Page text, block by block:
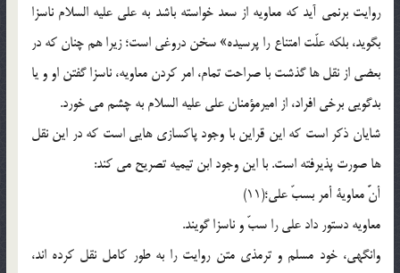
روایت برنمى آید که معاویه از سعد خواسته باشد به على علیه السلام ناسزا
بگوید، بلکه علّت امتناع را پرسیده» سخن دروغى است؛ زیرا هم چنان که در
بعضى از نقل ها گذشت با صراحت تمام، امر کردن معاویه، ناسزا گفتن او و یا
بدگویى برخى افراد، از امیرمؤمنان على علیه السلام به چشم مى خورد.
شایان ذکر است که این قراین با وجود پاکسازى هایى است که در این نقل
ها صورت پذیرفته است. با این وجود ابن تیمیه تصریح مى کند:
أنَّ معاویة أمر بسبّ علی؛(11)
معاویه دستور داد على را سبّ و ناسزا گویند.
وانگهى، خود مسلم و ترمذى متن روایت را به طور کامل نقل کرده اند،